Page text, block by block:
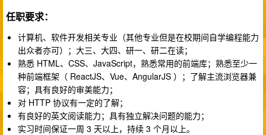
任职要求：
计算机、软件开发相关专业（其他专业但是在校期间自学编程能力
出众者亦可）；大三、大四、研一、研二在读；
熟悉 HTML、CSS、JavaScript，熟悉常用的前端库；熟悉至少一
种前端框架（ ReactJS、Vue、AngularJS ）；了解主流浏览器兼
容；具有良好的审美能力；
对 HTTP 协议有一定的了解；
有良好的英文阅读能力；具有独立解决问题的能力；
实习时间保证一周 3 天以上，持续 3 个月以上。